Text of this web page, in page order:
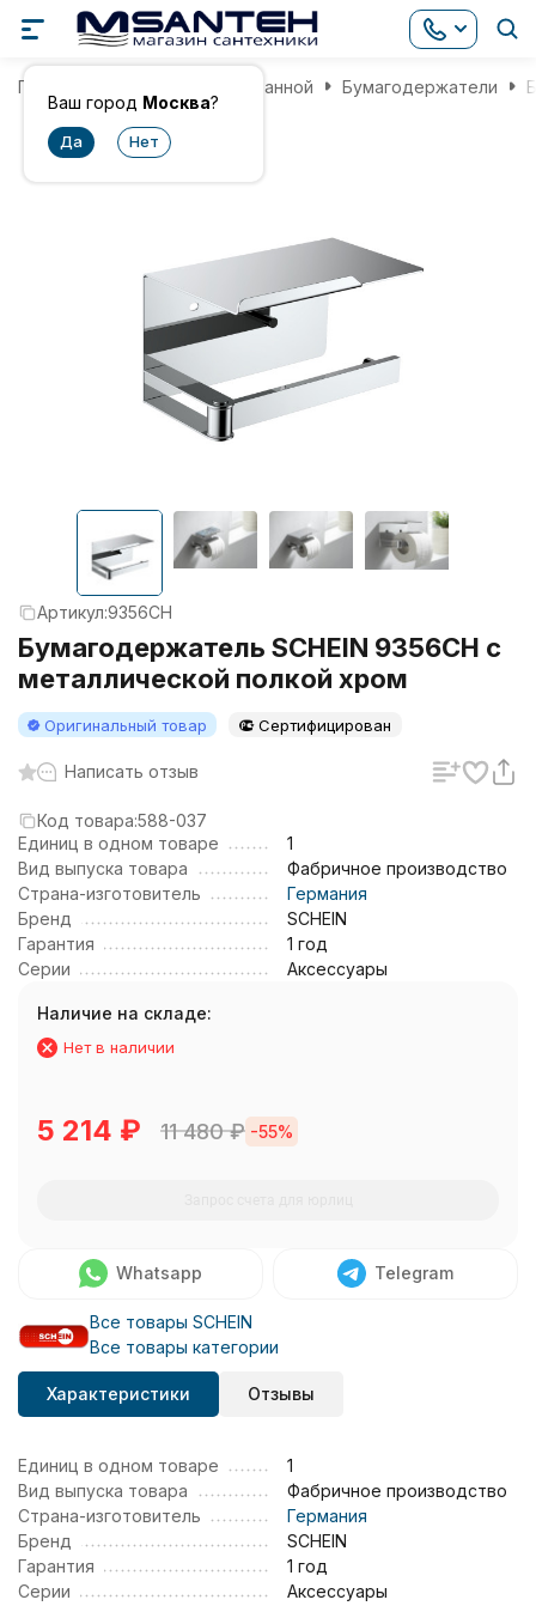
Ваш город Москва?
Главная Аксессуары для ванной Бумагодержатели
Артикул:9356CH
Бумагодержатель SCHEIN 9356CH с
металлической полкой хром
Оригинальный товар Сертифицирован
Написать отзыв
Код товара:588-037
Единиц в одном товаре
1
Вид выпуска товара
Фабричное производство
Страна-изготовитель
Германия
Бренд
SCHEIN
Гарантия
1 год
Серии
Аксессуары
Наличие на складе:
Нет в наличии
5 214 ₽ 11 480₽ -55%
Whatsapp Telegram
Все товары SCHEIN
Все товары категории
Характеристики Отзывы
Единиц в одном товаре
1
Вид выпуска товара
Фабричное производство
Страна-изготовитель
Германия
Бренд
SCHEIN
Гарантия
1 год
Серии
Аксессуары